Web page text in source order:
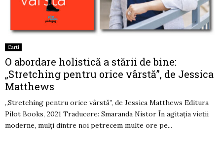
Carti
O abordare holistică a stării de bine:
„Stretching pentru orice vârstă”, de Jessica
Matthews
„Stretching pentru orice vârstă”, de Jessica Matthews Editura
Pilot Books, 2021 Traducere: Smaranda Nistor În agitația vieții
moderne, mulți dintre noi petrecem multe ore pe...